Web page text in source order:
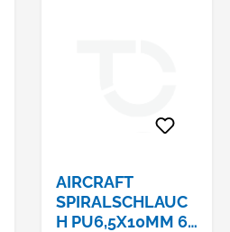
AIRCRAFT
SPIRALSCHLAUC
H PU6,5X10MM 6